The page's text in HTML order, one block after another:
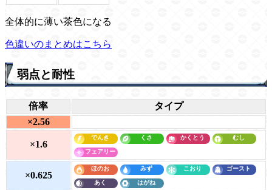
全体的に薄い茶色になる
色違いのまとめはこちら
弱点と耐性
倍率
タイプ
×2.56
×1.6
×0.625